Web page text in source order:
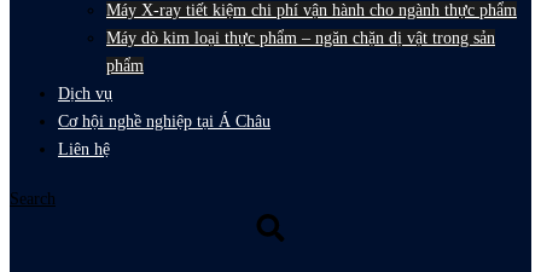
Máy X-ray tiết kiệm chi phí vận hành cho ngành thực phẩm
Máy dò kim loại thực phẩm – ngăn chặn dị vật trong sản
phẩm
Dịch vụ
Cơ hội nghề nghiệp tại Á Châu
Liên hệ
Search